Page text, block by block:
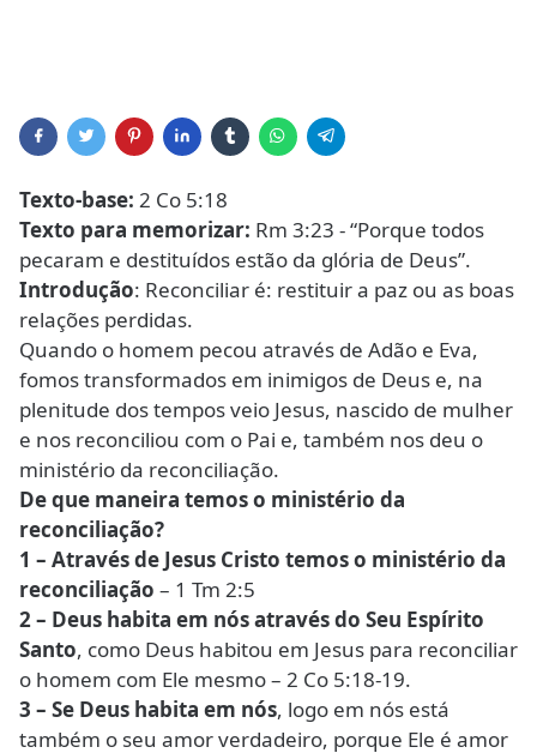
Texto-base: 2 Co 5:18
Texto para memorizar: Rm 3:23 - “Porque todos
pecaram e destituídos estão da glória de Deus”.
Introdução: Reconciliar é: restituir a paz ou as boas
relações perdidas.
Quando o homem pecou através de Adão e Eva,
fomos transformados em inimigos de Deus e, na
plenitude dos tempos veio Jesus, nascido de mulher
e nos reconciliou com o Pai e, também nos deu o
ministério da reconciliação.
De que maneira temos o ministério da
reconciliação?
1 – Através de Jesus Cristo temos o ministério da
reconciliação – 1 Tm 2:5
2 – Deus habita em nós através do Seu Espírito
Santo, como Deus habitou em Jesus para reconciliar
o homem com Ele mesmo – 2 Co 5:18-19.
3 – Se Deus habita em nós, logo em nós está
também o seu amor verdadeiro, porque Ele é amor